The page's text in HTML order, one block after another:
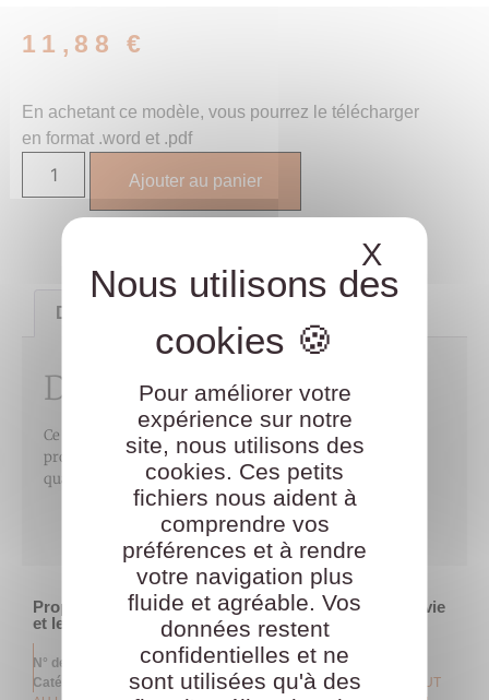
Pour améliorer votre
expérience sur notre
site, nous utilisons des
cookies. Ces petits
fichiers nous aident à
comprendre vos
préférences et à rendre
votre navigation plus
fluide et agréable. Vos
données restent
confidentielles et ne
sont utilisées qu'à des
X
11,88€
En achetant ce modèle, vous pourrez le télécharger
en format .word et .pdf
Ajouter au panier
Description
Description
Ce modèle permet aux élus du CSE d’effectuer des
propositions d’actions relatives à la la préservation de la
qualité de vie au travail
Propositions d’actions pour préserver la qualité de vie
et les conditions de travail
N° de référence
A1125
Catégories
Communication avec l'employeur,MES MISSIONS TOUT